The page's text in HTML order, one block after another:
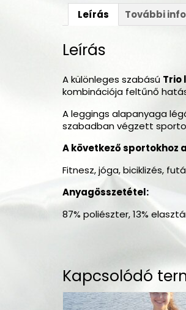
Leírás További
Leírás
A különleges szabású Trio
kombinációja feltűnő
A leggings alapanyaga
szabadban végzett
A következő sportokhoz
Fitnesz, jóga, biciklizés,
Anyagösszetétel:
87% poliészter, 13%
Kapcsolódó